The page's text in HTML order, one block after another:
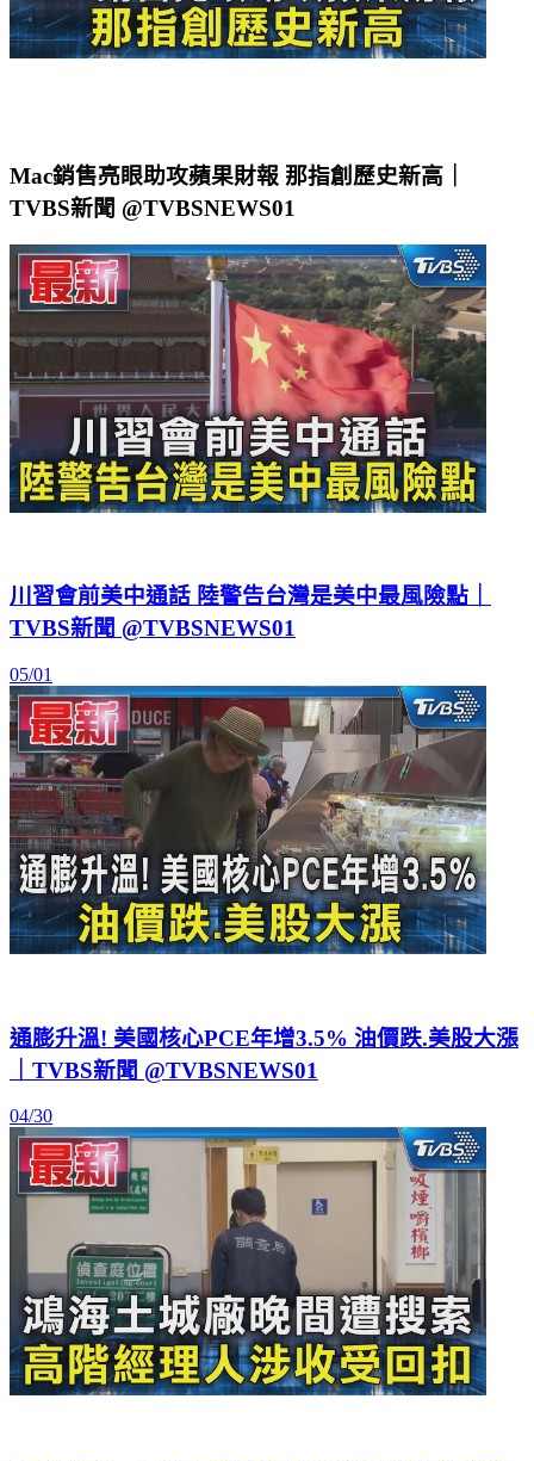
Mac銷售亮眼助攻蘋果財報 那指創歷史新高｜
TVBS新聞 @TVBSNEWS01
川習會前美中通話 陸警告台灣是美中最風險點｜
TVBS新聞 @TVBSNEWS01
05/01
通膨升溫! 美國核心PCE年增3.5% 油價跌.美股大漲
｜TVBS新聞 @TVBSNEWS01
04/30